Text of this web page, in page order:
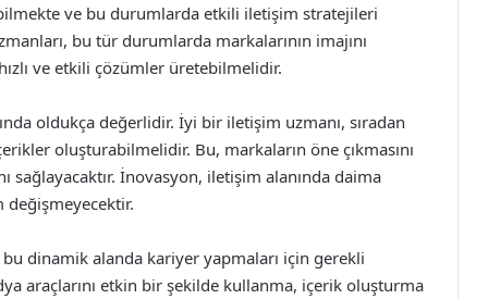
ve bu durumlarda etkili iletişim stratejileri
bu tür durumlarda markalarının imajını
ve etkili çözümler üretebilmelidir.
oldukça değerlidir. İyi bir iletişim uzmanı, sıradan
oluşturabilmelidir. Bu, markaların öne çıkmasını
sağlayacaktır. İnovasyon, iletişim alanında daima
değişmeyecektir.
dinamik alanda kariyer yapmaları için gerekli
araçlarını etkin bir şekilde kullanma, içerik oluşturma